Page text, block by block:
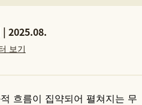
| 2025.08.
보기
흐름이 집약되어 펼쳐지는 무